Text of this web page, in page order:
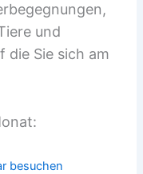
und
die Sie sich am
besuchen